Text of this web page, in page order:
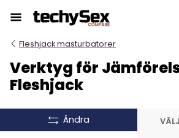
till
innehållet
Fleshjack masturbatorer
Verktyg för
Fleshjack
Ändra